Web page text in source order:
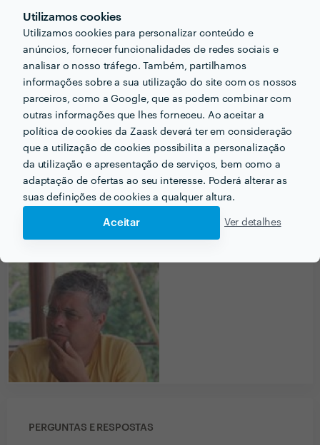
Utilizamos cookies
Utilizamos cookies para personalizar conteúdo e
anúncios, fornecer funcionalidades de redes sociais e
analisar o nosso tráfego. Também, partilhamos
informações sobre a sua utilização do site com os nossos
parceiros, como a Google, que as podem combinar com
outras informações que lhes forneceu. Ao aceitar a
política de cookies da Zaask deverá ter em consideração
que a utilização de cookies possibilita a personalização
da utilização e apresentação de serviços, bem como a
adaptação de ofertas ao seu interesse. Poderá alterar as
suas definições de cookies a qualquer altura.
Aceitar Ver detalhes
PRÉMIOS ZAASK
1 vez Profissional de Excelência
🎉 Este/a profissional conseguiu a maior
designação da Zaask em 2017
PORTEFÓLIO
PERGUNTAS E RESPOSTAS